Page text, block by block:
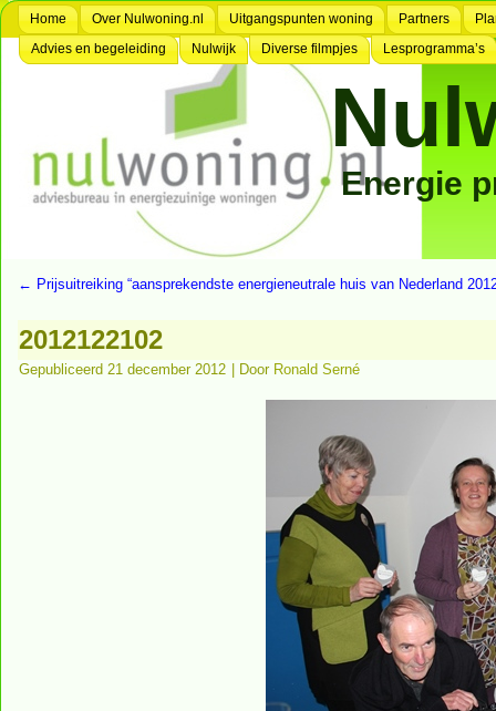
Home Over Nulwoning.nl Uitgangspunten woning Partners
Advies en begeleiding
Nulwijk Diverse filmpjes Lesprogramma’s
Energie
← Prijsuitreiking “aansprekendste energieneutrale huis van Nederland
2012122102
Gepubliceerd 21 december 2012 Door Ronald Serné